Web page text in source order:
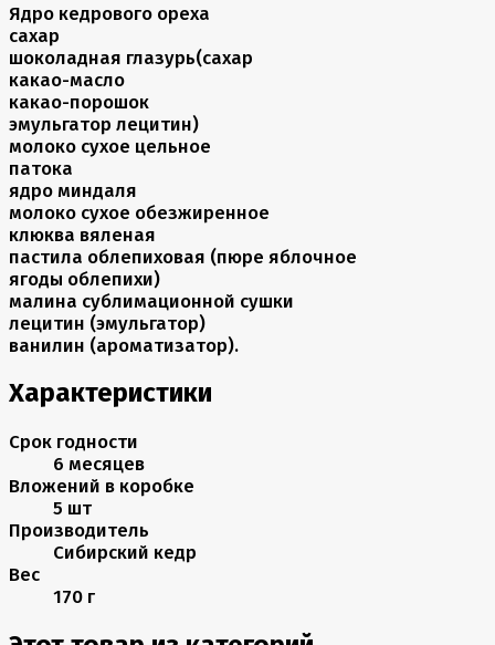
Ядро кедрового ореха
сахар
шоколадная глазурь(сахар
какао-масло
какао-порошок
эмульгатор лецитин)
молоко сухое цельное
патока
ядро миндаля
молоко сухое обезжиренное
клюква вяленая
пастила облепиховая (пюре яблочное
ягоды облепихи)
малина сублимационной сушки
лецитин (эмульгатор)
ванилин (ароматизатор).
Характеристики
Срок годности
6 месяцев
Вложений в коробке
5 шт
Производитель
Сибирский кедр
Вес
170 г